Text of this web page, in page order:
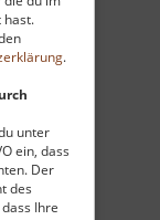
.
unter
ein, dass
Der
des
Ihre